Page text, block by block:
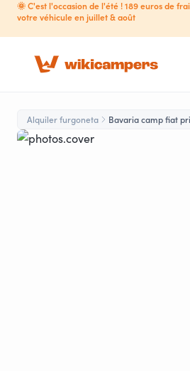
🌞 C'est l'occasion de l'été ! 189 euros de
votre véhicule en juillet & août
Alquiler furgoneta Bavaria camp fiat